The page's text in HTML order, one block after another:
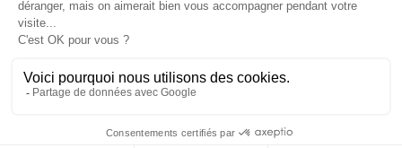
Mentions légales
Plan du site